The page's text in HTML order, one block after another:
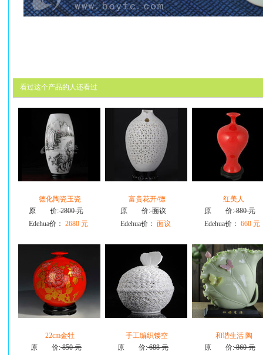
看过这个产品的人还看过
德化陶瓷玉瓷
原 价:2800 元
Edehua价： 2680 元
富贵花开/德
原 价:面议
Edehua价： 面议
红美人
原 价:880 元
Edehua价： 660 元
22cm金牡
原 价:850 元
手工编织镂空
原 价:688 元
和谐生活 陶
原 价:860 元